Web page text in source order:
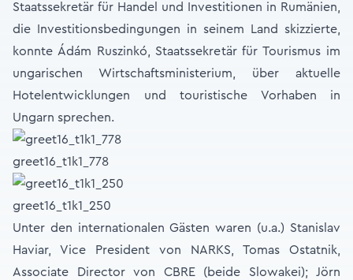
Staatssekretär für Handel und Investitionen in Rumänien,
die Investitionsbedingungen in seinem Land skizzierte,
konnte Ádám Ruszinkó, Staatssekretär für Tourismus im
ungarischen Wirtschaftsministerium, über aktuelle
Hotelentwicklungen und touristische Vorhaben in
Ungarn sprechen.
greet16_t1k1_778
greet16_t1k1_250
Unter den internationalen Gästen waren (u.a.) Stanislav
Haviar, Vice President von NARKS, Tomas Ostatnik,
Associate Director von CBRE (beide Slowakei); Jörn